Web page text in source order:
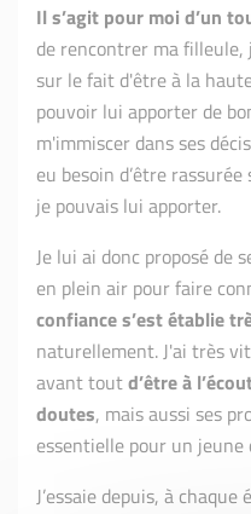
Il s’agit pour moi d’un
de rencontrer ma filleule,
sur le fait d'être à la
pouvoir lui apporter de
m'immiscer dans ses
eu besoin d’être
je pouvais lui apporter.
Je lui ai donc proposé de
en plein air pour faire
confiance s’est établie
naturellement. J'ai très
avant toutd’être à
doutes, mais aussi ses
essentielle pour un jeune
J’essaie depuis, à